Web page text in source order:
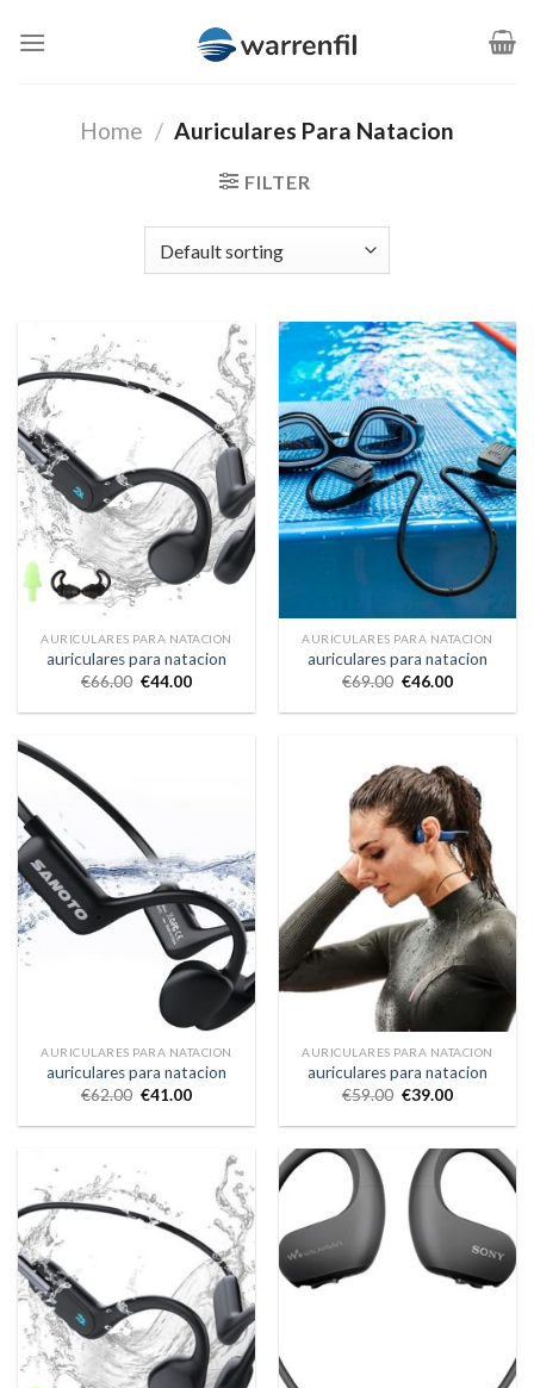
Home / Auriculares Para Natacion
FILTER
AURICULARES PARA NATACION
auriculares para natacion
€66.00 €44.00
AURICULARES PARA NATACION
auriculares para natacion
€69.00 €46.00
AURICULARES PARA NATACION
auriculares para natacion
€62.00 €41.00
AURICULARES PARA NATACION
auriculares para natacion
€59.00 €39.00